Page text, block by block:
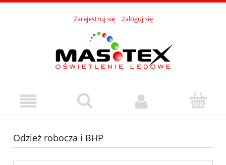
Zarejestruj się Zaloguj się
Odzież robocza i BHP